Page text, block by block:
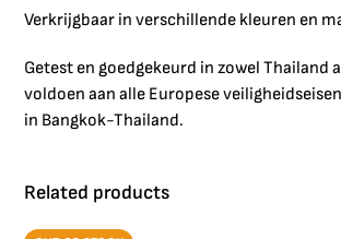
Verkrijgbaar in verschillende kleuren en
Getest en goedgekeurd in zowel Thailand
voldoen aan alle Europese
in Bangkok-Thailand.
Related products